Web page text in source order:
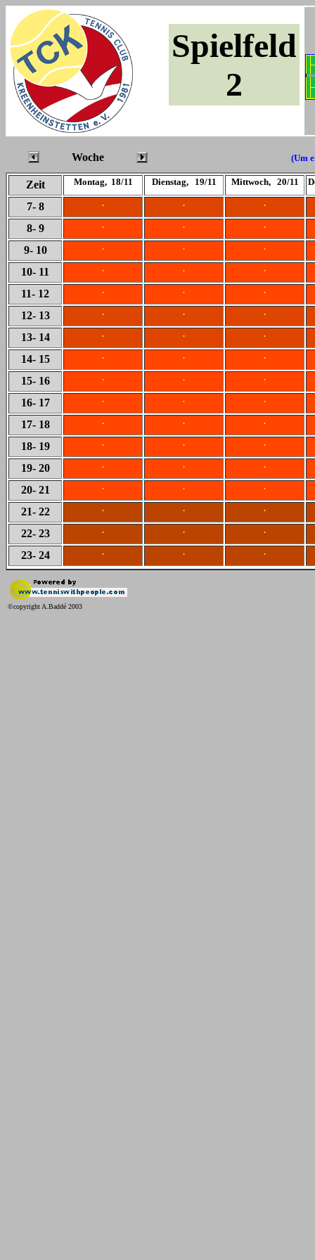
Spielfeld
2
Woche (Um
Zeit Montag, 18/11 Dienstag, 19/11 Mittwoch, 20/11
7- 8 . . .
8- 9 . . .
9- 10 . . .
10- 11 . . .
11- 12 . . .
12- 13 . . .
13- 14 . . .
14- 15 . . .
15- 16 . . .
16- 17 . . .
17- 18 . . .
18- 19 . . .
19- 20 . . .
20- 21 . . .
21- 22 . . .
22- 23 . . .
23- 24 . . .
©copyright A.Baddé 2003